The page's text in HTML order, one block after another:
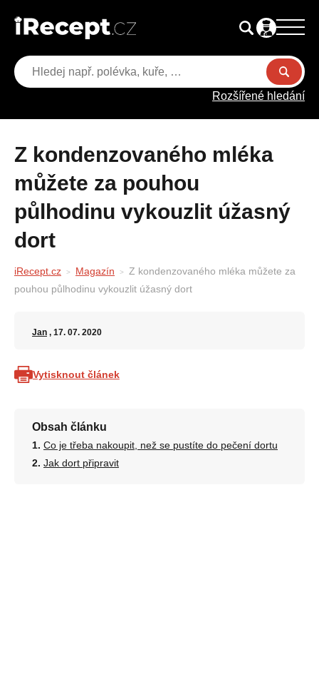
Rozšířené hledání
Z kondenzovaného mléka
můžete za pouhou
půlhodinu vykouzlit úžasný
dort
iRecept.cz Magazín
Z kondenzovaného mléka můžete za
pouhou půlhodinu vykouzlit úžasný dort
Jan , 17. 07. 2020
Vytisknout článek
Obsah článku
Co je třeba nakoupit, než se pustíte do pečení dortu
Jak dort připravit